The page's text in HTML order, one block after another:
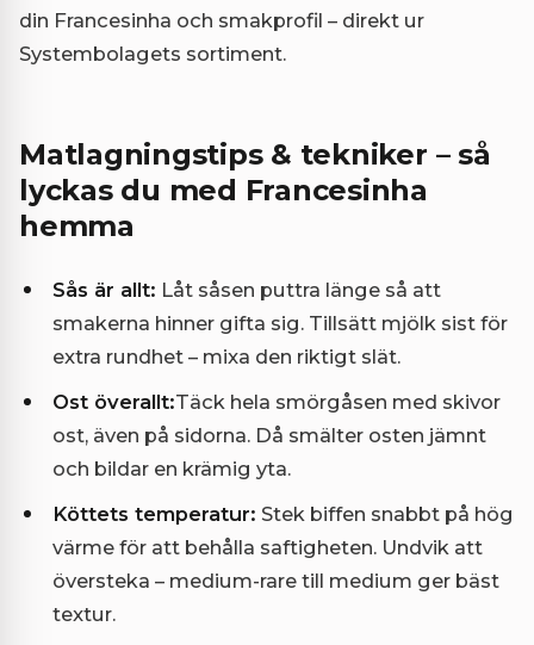
din Francesinha och smakprofil – direkt ur
Systembolagets sortiment.
Matlagningstips & tekniker – så
lyckas du med Francesinha
hemma
Sås är allt: Låt såsen puttra länge så att
smakerna hinner gifta sig. Tillsätt mjölk sist för
extra rundhet – mixa den riktigt slät.
Ost överallt:Täck hela smörgåsen med skivor
ost, även på sidorna. Då smälter osten jämnt
och bildar en krämig yta.
Köttets temperatur: Stek biffen snabbt på hög
värme för att behålla saftigheten. Undvik att
översteka – medium-rare till medium ger bäst
textur.